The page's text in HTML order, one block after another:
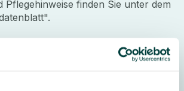
Pflegehinweise finden Sie unter dem